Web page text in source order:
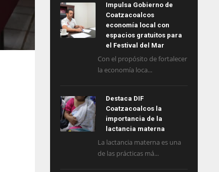
Impulsa Gobierno de
Coatzacoalcos
economía local con
espacios gratuitos para
el Festival del Mar
Con el propósito de fortalecer
la economía loca...
Destaca DIF
Coatzacoalcos la
importancia de la
lactancia materna
La lactancia materna es una
de las prácticas má...